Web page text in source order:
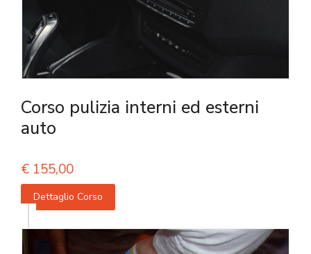
Corso pulizia interni ed esterni
auto
€ 155,00
Dettaglio Corso